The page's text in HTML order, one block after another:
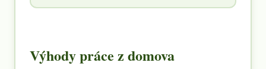
Výhody práce z domova